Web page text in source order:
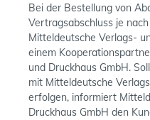
Bei der Bestellung von
Vertragsabschluss je
Mitteldeutsche Verlags-
einem
und Druckhaus GmbH.
mit Mitteldeutsche
erfolgen, informiert
Druckhaus GmbH den